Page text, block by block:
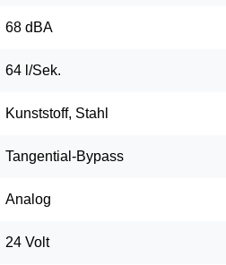
68 dBA
64 l/Sek.
Kunststoff, Stahl
Tangential-Bypass
Analog
24 Volt